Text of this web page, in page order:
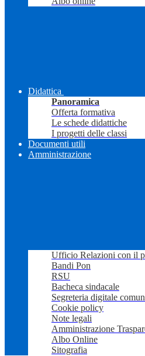
Didattica
Panoramica
Offerta formativa
Le schede didattiche
I progetti delle classi
Documenti utili
Amministrazione
Ufficio Relazioni con il
Bandi Pon
RSU
Bacheca sindacale
Segreteria digitale
Cookie policy
Note legali
Amministrazione
Albo Online
Sitografia